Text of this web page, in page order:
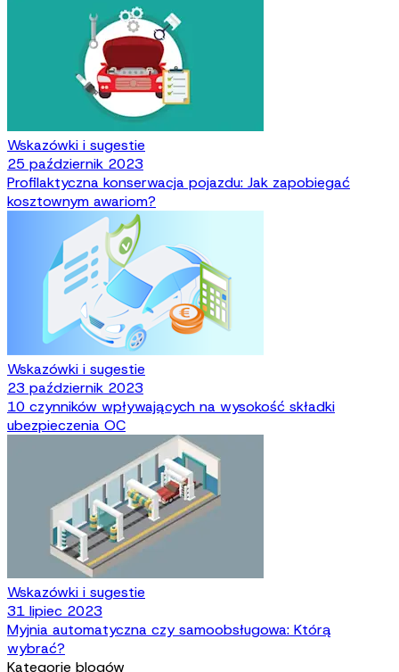
Wskazówki i sugestie
25 październik 2023
Profilaktyczna konserwacja pojazdu: Jak zapobiegać
kosztownym awariom?
Wskazówki i sugestie
23 październik 2023
10 czynników wpływających na wysokość składki
ubezpieczenia OC
Wskazówki i sugestie
31 lipiec 2023
Myjnia automatyczna czy samoobsługowa: Którą
wybrać?
Kategorie blogów